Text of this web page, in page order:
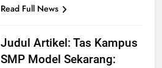
Read Full News
Judul Artikel: Tas Kampus
SMP Model Sekarang: